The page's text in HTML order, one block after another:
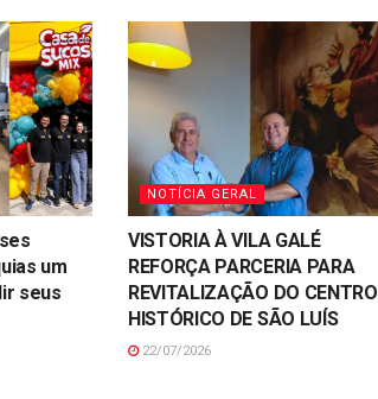
um
seus
NOTÍCIA GERAL
VISTORIA À VILA GALÉ
REFORÇA PARCERIA PARA
REVITALIZAÇÃO DO CENTRO
HISTÓRICO DE SÃO LUÍS
22/07/2026